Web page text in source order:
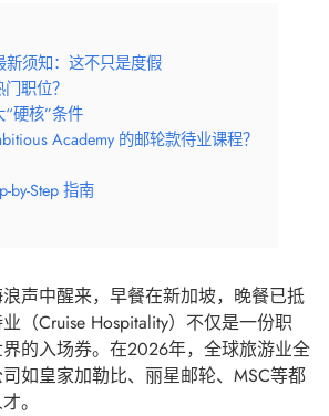
新须知：这不只是度假
职位？
硬核”条件
Academy 的邮轮款待业课程？
by-Step 指南
声中醒来，早餐在新加坡，晚餐已抵
（Cruise Hospitality）不仅是一份职
的入场券。在2026年，全球旅游业全
如皇家加勒比、丽星邮轮、MSC等都
。